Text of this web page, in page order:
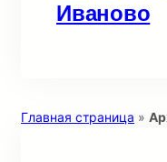
Иваново
Главная страница »